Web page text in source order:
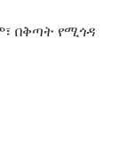
በቅጣት የሚጎዳ